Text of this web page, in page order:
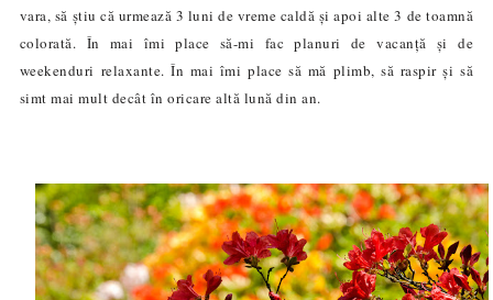
vara, să știu că urmează 3 luni de vreme caldă și apoi alte 3 de toamnă
colorată. În mai îmi place să-mi fac planuri de vacanță și de
weekenduri relaxante. În mai îmi place să mă plimb, să raspir și să
simt mai mult decât în oricare altă lună din an.